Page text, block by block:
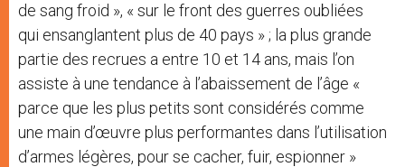
de sang froid », « sur le front des guerres oubliées
qui ensanglantent plus de 40 pays » ; la plus grande
partie des recrues a entre 10 et 14 ans, mais l’on
assiste à une tendance à l’abaissement de l’âge «
parce que les plus petits sont considérés comme
une main d’œuvre plus performantes dans l’utilisation
d’armes légères, pour se cacher, fuir, espionner »